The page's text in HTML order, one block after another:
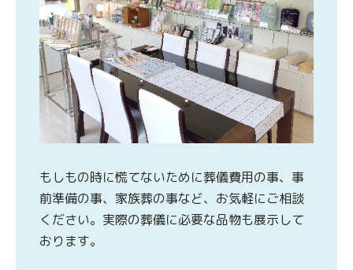
もしもの時に慌てないために葬儀費用の事、事
前準備の事、家族葬の事など、お気軽にご相談
ください。実際の葬儀に必要な品物も展示して
おります。